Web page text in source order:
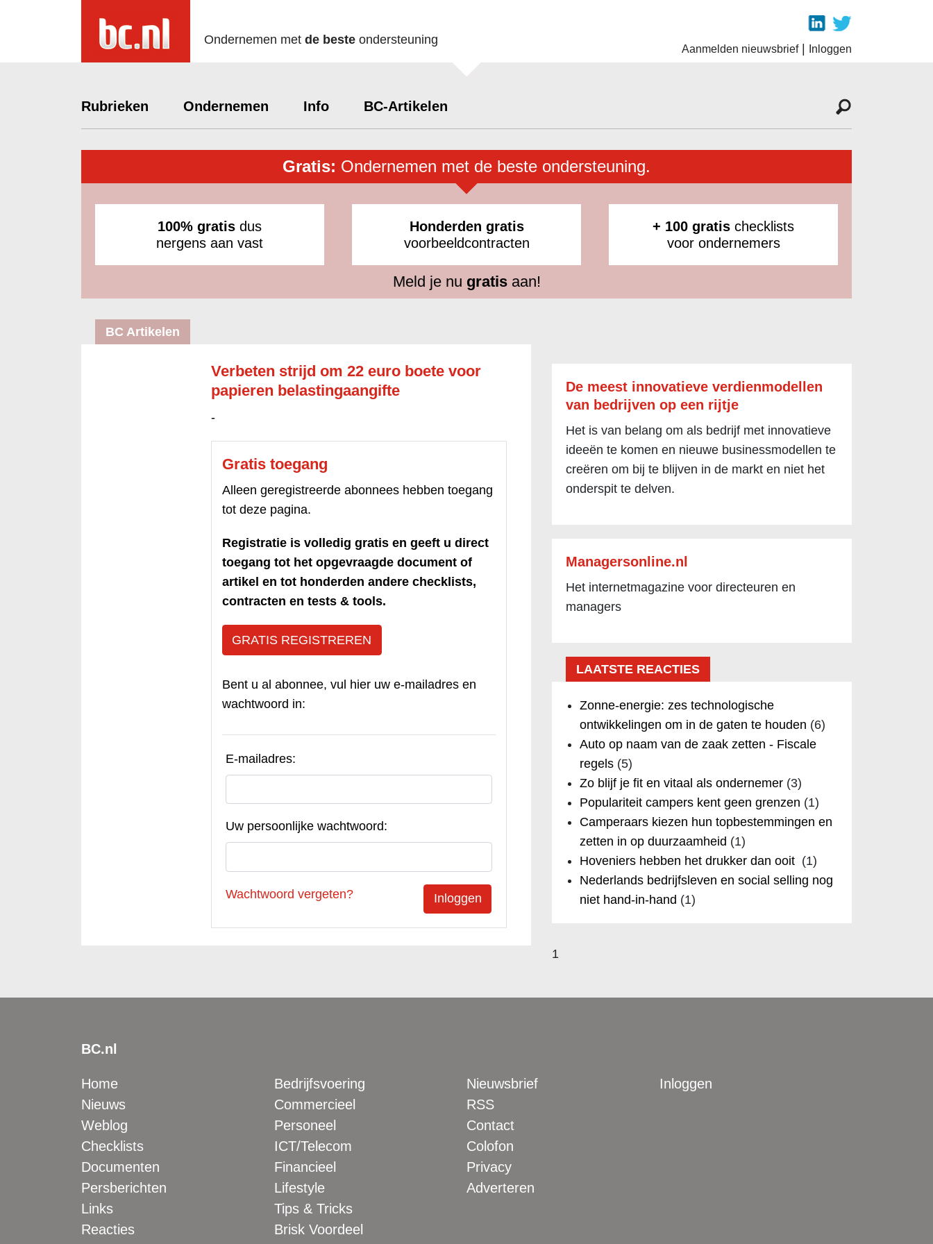
Ondernemen met de beste ondersteuning
Aanmelden nieuwsbrief| Inloggen
Rubrieken Ondernemen Info BC-Artikelen
Gratis: Ondernemen met de beste ondersteuning.
100% gratis dus
nergens aan vast
Honderden gratis
voorbeeldcontracten
+ 100 gratis checklists
voor ondernemers
Meld je nu gratisaan!
BC Artikelen
Verbeten strijd om 22 euro boete voor
papieren belastingaangifte
-
Gratis toegang
Alleen geregistreerde abonnees hebben toegang
tot deze pagina.
Registratie is volledig gratis en geeft u direct
toegang tot het opgevraagde document of
artikel en tot honderden andere checklists,
contracten en tests & tools.
GRATIS REGISTREREN
Bent u al abonnee, vul hier uw e-mailadres en
wachtwoord in:
E-mailadres:
Uw persoonlijke wachtwoord:
Wachtwoord vergeten?
De meest innovatieve verdienmodellen
van bedrijven op een rijtje
Het is van belang om als bedrijf met innovatieve
ideeën te komen en nieuwe businessmodellen te
creëren om bij te blijven in de markt en niet het
onderspit te delven.
Managersonline.nl
Het internetmagazine voor directeuren en
managers
LAATSTE REACTIES
Zonne-energie: zes technologische
ontwikkelingen om in de gaten te houden (6)
Auto op naam van de zaak zetten - Fiscale
regels(5)
Zo blijf je fit en vitaal als ondernemer(3)
Populariteit campers kent geen grenzen (1)
Camperaars kiezen hun topbestemmingen en
zetten in op duurzaamheid (1)
Hoveniers hebben het drukker dan ooit (1)
Nederlands bedrijfsleven en social selling nog
niet hand-in-hand (1)
1
BC.nl
Home
Nieuws
Weblog
Checklists
Documenten
Persberichten
Links
Reacties
Bedrijfsvoering
Commercieel
Personeel
ICT/Telecom
Financieel
Lifestyle
Tips & Tricks
Brisk Voordeel
Nieuwsbrief
RSS
Contact
Colofon
Privacy
Adverteren
Inloggen